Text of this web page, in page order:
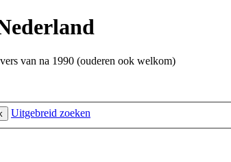
van na 1990 (ouderen ook welkom)
Uitgebreid zoeken